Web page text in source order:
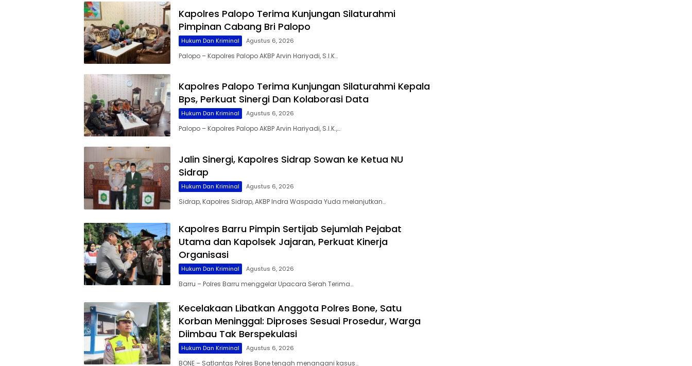
Kapolres Palopo Terima Kunjungan Silaturahmi
Pimpinan Cabang Bri Palopo
Hukum Dan Kriminal Agustus 6, 2026
Palopo – Kapolres Palopo AKBP Arvin Hariyadi, S.I.K…
Kapolres Palopo Terima Kunjungan Silaturahmi Kepala
Bps, Perkuat Sinergi Dan Kolaborasi Data
Hukum Dan Kriminal Agustus 6, 2026
Palopo – Kapolres Palopo AKBP Arvin Hariyadi, S.I.K.,…
Jalin Sinergi, Kapolres Sidrap Sowan ke Ketua NU
Sidrap
Hukum Dan Kriminal Agustus 6, 2026
Sidrap, Kapolres Sidrap, AKBP Indra Waspada Yuda melanjutkan…
Kapolres Barru Pimpin Sertijab Sejumlah Pejabat
Utama dan Kapolsek Jajaran, Perkuat Kinerja
Organisasi
Hukum Dan Kriminal Agustus 6, 2026
Barru – Polres Barru menggelar Upacara Serah Terima…
Kecelakaan Libatkan Anggota Polres Bone, Satu
Korban Meninggal: Diproses Sesuai Prosedur, Warga
Diimbau Tak Berspekulasi
Hukum Dan Kriminal Agustus 6, 2026
BONE – Satlantas Polres Bone tengah menangani kasus…